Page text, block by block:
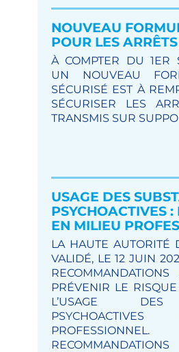
NOUVEAU
POUR LES
À COMPTER DU 1ER
UN NOUVEAU
SÉCURISÉ EST À
SÉCURISER LES
TRANSMIS SUR
USAGE DES
PSYCHOACTIVES
EN MILIEU
LA HAUTE AUTORITÉ
VALIDÉ, LE 12 JUIN
PRÉVENIR LE RISQUE
L’USAGE DES